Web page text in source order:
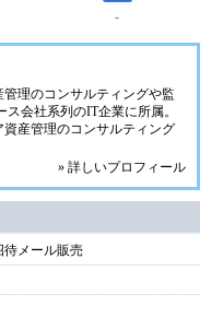
-
理のコンサルティングや監
会社系列のIT企業に所属。
産管理のコンサルティング
» 詳しいプロフィール
待メール販売